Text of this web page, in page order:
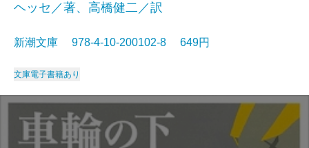
ヘッセ／著、高橋健二／訳
新潮文庫 978-4-10-200102-8 649円
文庫電子書籍あり